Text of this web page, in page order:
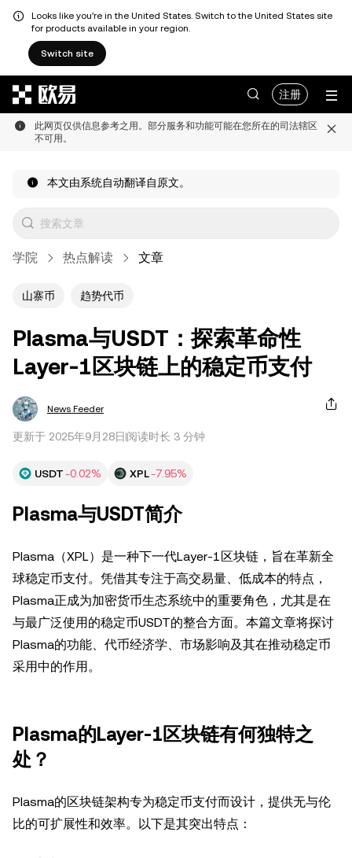
Looks like you're in the United States. Switch to the United States site
for products available in your region.
Switch site
注册
此网页仅供信息参考之用。部分服务和功能可能在您所在的司法辖区
不可用。
本文由系统自动翻译自原文。
学院 热点解读 文章
山寨币 趋势代币
Plasma与USDT：探索革命性
Layer-1区块链上的稳定币支付
News Feeder
更新于 2025年9月28日 阅读时长 3 分钟
USDT-0.02% XPL-7.95%
Plasma与USDT简介
Plasma（XPL）是一种下一代Layer-1区块链，旨在革新全
球稳定币支付。凭借其专注于高交易量、低成本的特点，
Plasma正成为加密货币生态系统中的重要角色，尤其是在
与最广泛使用的稳定币USDT的整合方面。本篇文章将探讨
Plasma的功能、代币经济学、市场影响及其在推动稳定币
采用中的作用。
Plasma的Layer-1区块链有何独特之
处？
Plasma的区块链架构专为稳定币支付而设计，提供无与伦
比的可扩展性和效率。以下是其突出特点：